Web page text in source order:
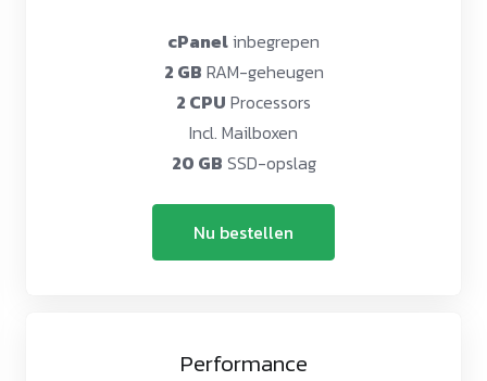
cPanelinbegrepen
2 GB RAM-geheugen
2 CPU Processors
Incl. Mailboxen
20 GB SSD-opslag
Nu bestellen
Performance